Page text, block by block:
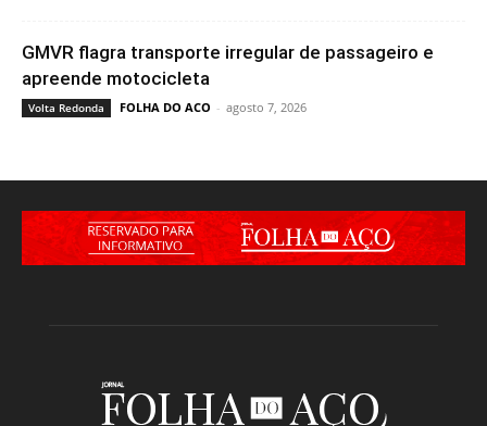
GMVR flagra transporte irregular de passageiro e
apreende motocicleta
Volta Redonda FOLHA DO ACO - agosto 7, 2026